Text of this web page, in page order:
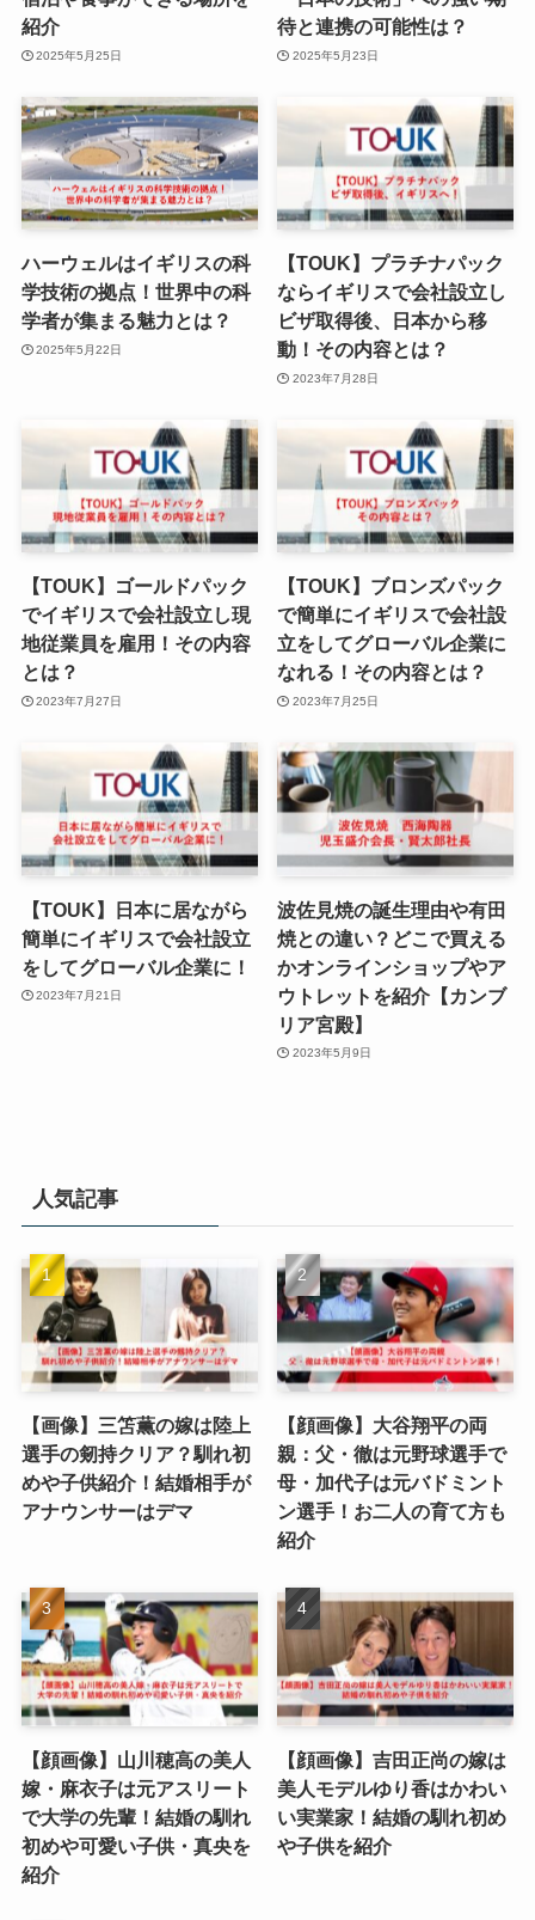
紹介
2025年5月25日
待と連携の可能性は？
2025年5月23日
ハーウェルはイギリスの科
学技術の拠点！世界中の科
学者が集まる魅力とは？
2025年5月22日
【TOUK】プラチナパック
ならイギリスで会社設立し
ビザ取得後、日本から移
動！その内容とは？
2023年7月28日
【TOUK】ゴールドパック
でイギリスで会社設立し現
地従業員を雇用！その内容
とは？
2023年7月27日
【TOUK】ブロンズパック
で簡単にイギリスで会社設
立をしてグローバル企業に
なれる！その内容とは？
2023年7月25日
【TOUK】日本に居ながら
簡単にイギリスで会社設立
をしてグローバル企業に！
2023年7月21日
波佐見焼の誕生理由や有田
焼との違い？どこで買える
かオンラインショップやア
ウトレットを紹介【カンブ
リア宮殿】
2023年5月9日
人気記事
【画像】三笘薫の嫁は陸上
選手の剱持クリア？馴れ初
めや子供紹介！結婚相手が
アナウンサーはデマ
【顔画像】大谷翔平の両
親：父・徹は元野球選手で
母・加代子は元バドミント
ン選手！お二人の育て方も
紹介
【顔画像】山川穂高の美人
嫁・麻衣子は元アスリート
で大学の先輩！結婚の馴れ
初めや可愛い子供・真央を
紹介
【顔画像】吉田正尚の嫁は
美人モデルゆり香はかわい
い実業家！結婚の馴れ初め
や子供を紹介